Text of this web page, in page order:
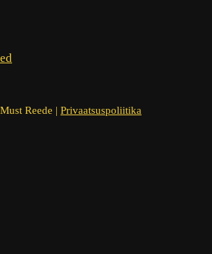
Reede | Privaatsuspoliitika